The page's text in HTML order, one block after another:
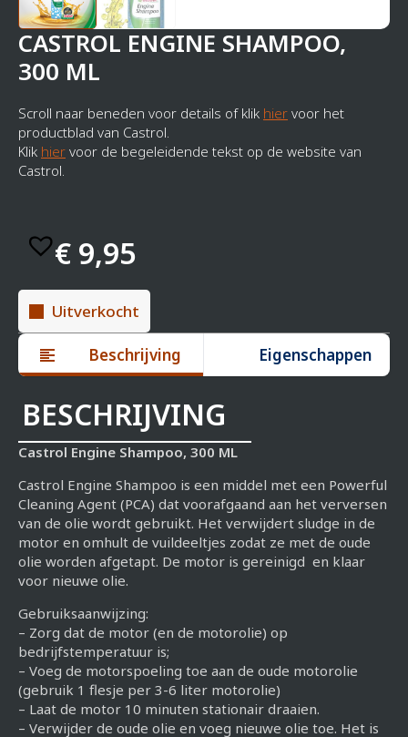
CASTROL ENGINE SHAMPOO,
300 ML
Scroll naar beneden voor details of klik hier voor het
productblad van Castrol.
Klik hier voor de begeleidende tekst op de website van
Castrol.
€ 9,95
Uitverkocht
Beschrijving Eigenschappen
BESCHRIJVING
Castrol Engine Shampoo, 300 ML
Castrol Engine Shampoo is een middel met een Powerful
Cleaning Agent (PCA) dat voorafgaand aan het verversen
van de olie wordt gebruikt. Het verwijdert sludge in de
motor en omhult de vuildeeltjes zodat ze met de oude
olie worden afgetapt. De motor is gereinigd en klaar
voor nieuwe olie.
Gebruiksaanwijzing:
– Zorg dat de motor (en de motorolie) op
bedrijfstemperatuur is;
– Voeg de motorspoeling toe aan de oude motorolie
(gebruik 1 flesje per 3-6 liter motorolie)
– Laat de motor 10 minuten stationair draaien.
– Verwijder de oude olie en voeg nieuwe olie toe. Het is